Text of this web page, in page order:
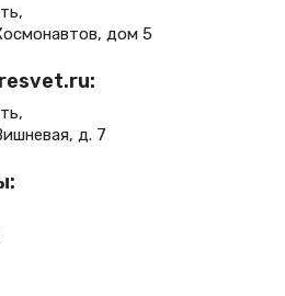
дом 5
д. 7